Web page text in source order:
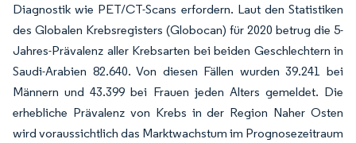
Diagnostik wie PET/CT-Scans erfordern. Laut den Statistiken
des Globalen Krebsregisters (Globocan) für 2020 betrug die 5-
Jahres-Prävalenz aller Krebsarten bei beiden Geschlechtern in
Saudi-Arabien 82.640. Von diesen Fällen wurden 39.241 bei
Männern und 43.399 bei Frauen jeden Alters gemeldet. Die
erhebliche Prävalenz von Krebs in der Region Naher Osten
wird voraussichtlich das Marktwachstum im Prognosezeitraum